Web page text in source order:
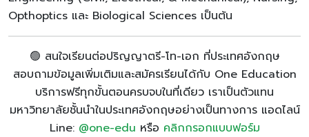
Opthoptics และ Biological Sciences เป็นต้น
🟢 สนใจเรียนต่อปริญญาตรี-โท-เอก ที่ประเทศอังกฤษ
สอบถามข้อมูลเพิ่มเติมและสมัครเรียนได้กับ One Education
บริการฟรีทุกขั้นตอนครบจบในที่เดียว เราเป็นตัวแทน
มหาวิทยาลัยชั้นนำในประเทศอังกฤษอย่างเป็นทางการ แอดไลน์
Line: @one-edu หรือ คลิกกรอกแบบฟอร์ม